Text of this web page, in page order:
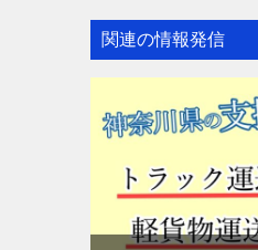
関連の情報発信